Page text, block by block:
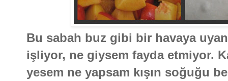
Bu sabah buz gibi bir havaya
işliyor, ne giysem fayda etmiyor.
yesem ne yapsam kışın soğuğu